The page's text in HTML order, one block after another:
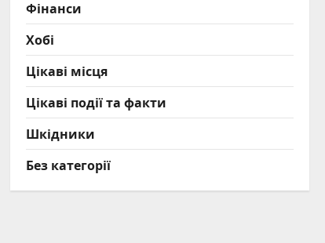
Фінанси
Хобі
Цікаві місця
Цікаві події та факти
Шкідники
Без категорії